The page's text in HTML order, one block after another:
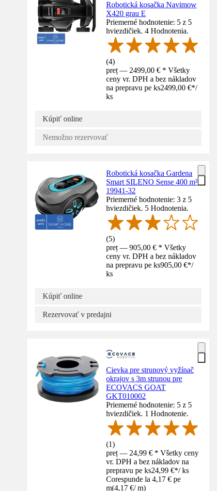
Robotická kosačka Navimow
X420 grau E
Priemerné hodnotenie: 5 z 5
hviezdičiek. 4 Hodnotenia.
(4)
preț — 2499,00 € * Všetky
ceny vr. DPH a bez nákladov
na prepravu pe ks2499,00 €*/
ks
Kúpiť online
Nemožno rezervovať
Robotická kosačka Gardena
Smart SILENO Sense 400 m²
19941-32
Priemerné hodnotenie: 3 z 5
hviezdičiek. 5 Hodnotenia.
(5)
preț — 905,00 € * Všetky
ceny vr. DPH a bez nákladov
na prepravu pe ks905,00 €*/
ks
Kúpiť online
Rezervovať v predajni
Cievka pre strunový vyžínač
okrajov s 3m strunou pre
ECOVACS GOAT
GKT010002
Priemerné hodnotenie: 5 z 5
hviezdičiek. 1 Hodnotenie.
(1)
preț — 24,99 € * Všetky ceny
vr. DPH a bez nákladov na
prepravu pe ks24,99 €*/ ks
Corespunde la 4,17 € pe
m(4,17 €/ m)